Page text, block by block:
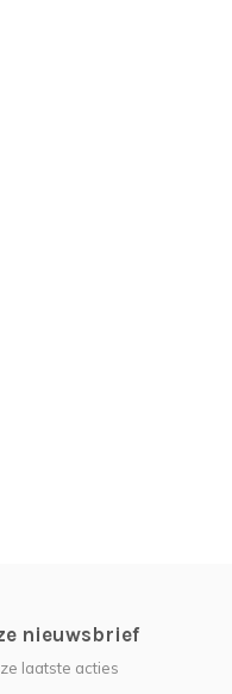
nieuwsbrief
laatste acties